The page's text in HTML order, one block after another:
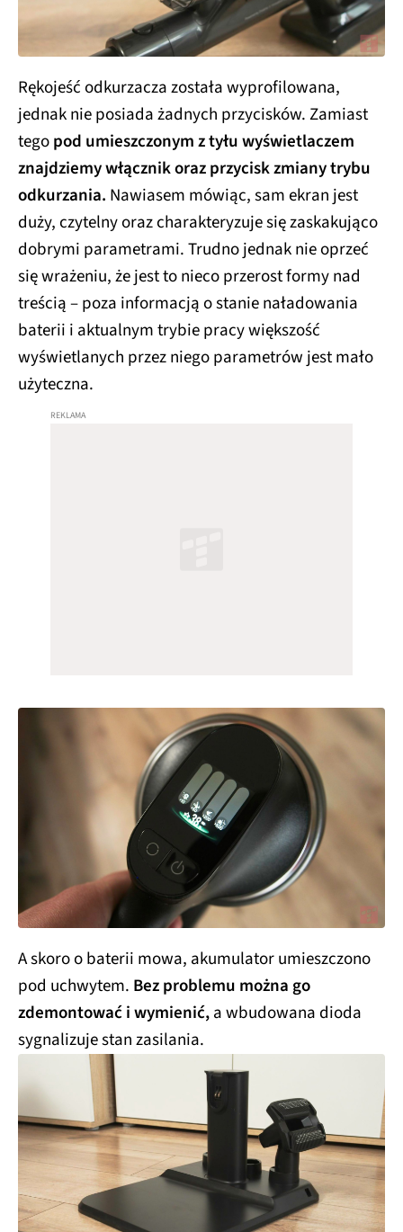
Rękojeść odkurzacza została wyprofilowana,
jednak nie posiada żadnych przycisków. Zamiast
tegopod umieszczonym z tyłu wyświetlaczem
znajdziemy włącznik oraz przycisk zmiany trybu
odkurzania. Nawiasem mówiąc, sam ekran jest
duży, czytelny oraz charakteryzuje się zaskakująco
dobrymi parametrami. Trudno jednak nie oprzeć
się wrażeniu, że jest to nieco przerost formy nad
treścią – poza informacją o stanie naładowania
baterii i aktualnym trybie pracy większość
wyświetlanych przez niego parametrów jest mało
użyteczna.
A skoro o baterii mowa, akumulator umieszczono
pod uchwytem. Bez problemu można go
zdemontować i wymienić,a wbudowana dioda
sygnalizuje stan zasilania.